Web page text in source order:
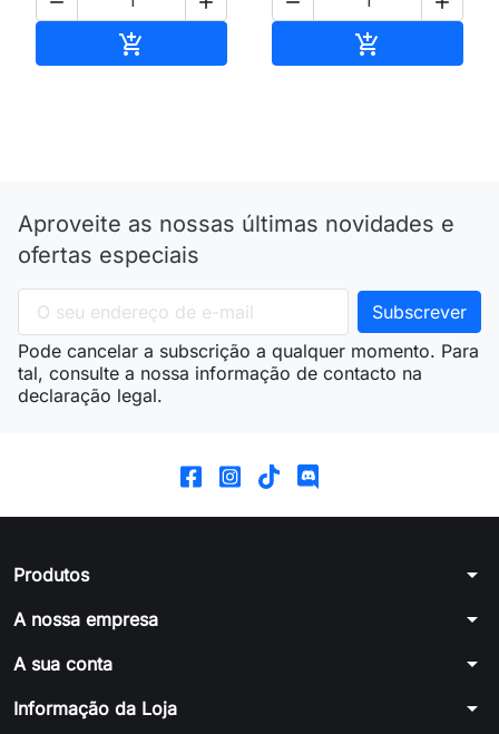
 
Aproveite as nossas últimas novidades e
ofertas especiais
Pode cancelar a subscrição a qualquer momento. Para
tal, consulte a nossa informação de contacto na
declaração legal.
Produtos arrow_drop_down
A nossa empresa arrow_drop_down
A sua conta arrow_drop_down
Informação da Loja arrow_drop_down